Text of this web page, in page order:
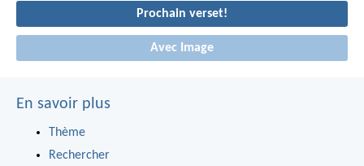
Prochain verset!
Avec Image
En savoir plus
Thème
Rechercher